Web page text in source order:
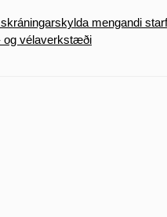
mengandi
og vélaverkstæði